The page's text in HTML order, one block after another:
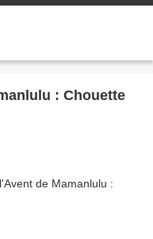
: Chouette